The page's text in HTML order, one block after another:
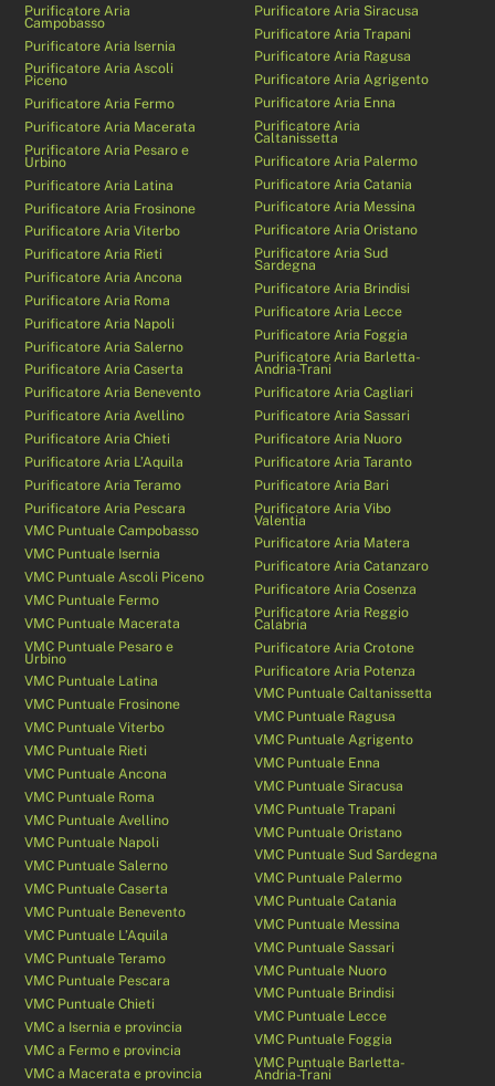
Purificatore Aria
Campobasso
Purificatore Aria Isernia
Purificatore Aria Ascoli
Piceno
Purificatore Aria Fermo
Purificatore Aria Macerata
Purificatore Aria Pesaro e
Urbino
Purificatore Aria Latina
Purificatore Aria Frosinone
Purificatore Aria Viterbo
Purificatore Aria Rieti
Purificatore Aria Ancona
Purificatore Aria Roma
Purificatore Aria Napoli
Purificatore Aria Salerno
Purificatore Aria Caserta
Purificatore Aria Benevento
Purificatore Aria Avellino
Purificatore Aria Chieti
Purificatore Aria L’Aquila
Purificatore Aria Teramo
Purificatore Aria Pescara
VMC Puntuale Campobasso
VMC Puntuale Isernia
VMC Puntuale Ascoli Piceno
VMC Puntuale Fermo
VMC Puntuale Macerata
VMC Puntuale Pesaro e
Urbino
VMC Puntuale Latina
VMC Puntuale Frosinone
VMC Puntuale Viterbo
VMC Puntuale Rieti
VMC Puntuale Ancona
VMC Puntuale Roma
VMC Puntuale Avellino
VMC Puntuale Napoli
VMC Puntuale Salerno
VMC Puntuale Caserta
VMC Puntuale Benevento
VMC Puntuale L’Aquila
VMC Puntuale Teramo
VMC Puntuale Pescara
VMC Puntuale Chieti
VMC a Isernia e provincia
VMC a Fermo e provincia
VMC a Macerata e provincia
Purificatore Aria Siracusa
Purificatore Aria Trapani
Purificatore Aria Ragusa
Purificatore Aria Agrigento
Purificatore Aria Enna
Purificatore Aria
Caltanissetta
Purificatore Aria Palermo
Purificatore Aria Catania
Purificatore Aria Messina
Purificatore Aria Oristano
Purificatore Aria Sud
Sardegna
Purificatore Aria Brindisi
Purificatore Aria Lecce
Purificatore Aria Foggia
Purificatore Aria Barletta-
Andria-Trani
Purificatore Aria Cagliari
Purificatore Aria Sassari
Purificatore Aria Nuoro
Purificatore Aria Taranto
Purificatore Aria Bari
Purificatore Aria Vibo
Valentia
Purificatore Aria Matera
Purificatore Aria Catanzaro
Purificatore Aria Cosenza
Purificatore Aria Reggio
Calabria
Purificatore Aria Crotone
Purificatore Aria Potenza
VMC Puntuale Caltanissetta
VMC Puntuale Ragusa
VMC Puntuale Agrigento
VMC Puntuale Enna
VMC Puntuale Siracusa
VMC Puntuale Trapani
VMC Puntuale Oristano
VMC Puntuale Sud Sardegna
VMC Puntuale Palermo
VMC Puntuale Catania
VMC Puntuale Messina
VMC Puntuale Sassari
VMC Puntuale Nuoro
VMC Puntuale Brindisi
VMC Puntuale Lecce
VMC Puntuale Foggia
VMC Puntuale Barletta-
Andria-Trani